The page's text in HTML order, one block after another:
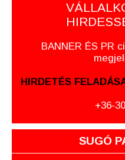
BANNER ÉS PR
HIRDETÉS
+36-
SUGÓ